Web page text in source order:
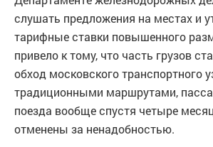
слушать предложения на местах и
тарифные ставки повышенного
привело к тому, что часть грузов
обход московского транспортного
традиционными маршрутами,
поезда вообще спустя четыре
отменены за ненадобностью.